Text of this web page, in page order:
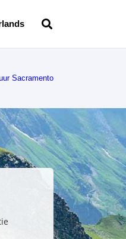
Sacramento